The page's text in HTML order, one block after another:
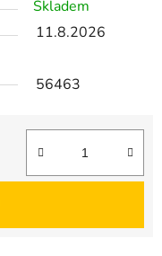
Skladem
11.8.2026
56463